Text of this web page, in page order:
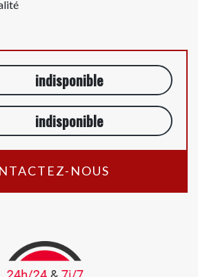
indisponible
indisponible
NOUS